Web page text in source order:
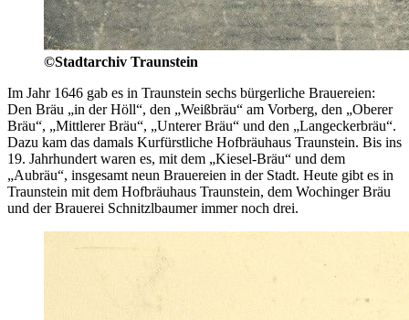
©Stadtarchiv Traunstein
Im Jahr 1646 gab es in Traunstein sechs bürgerliche Brauereien:
Den Bräu „in der Höll“, den „Weißbräu“ am Vorberg, den „Oberer
Bräu“, „Mittlerer Bräu“, „Unterer Bräu“ und den „Langeckerbräu“.
Dazu kam das damals Kurfürstliche Hofbräuhaus Traunstein. Bis ins
19. Jahrhundert waren es, mit dem „Kiesel-Bräu“ und dem
„Aubräu“, insgesamt neun Brauereien in der Stadt. Heute gibt es in
Traunstein mit dem Hofbräuhaus Traunstein, dem Wochinger Bräu
und der Brauerei Schnitzlbaumer immer noch drei.